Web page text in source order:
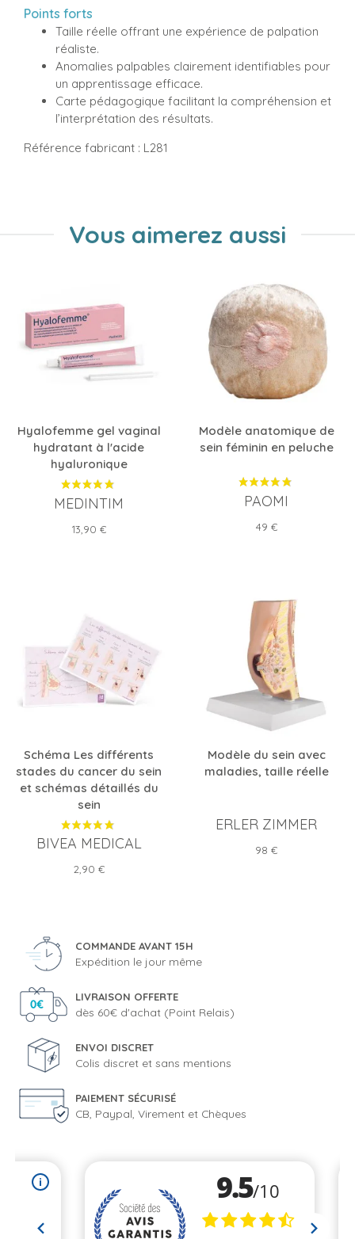
Points forts
Taille réelle offrant une expérience de palpation
réaliste.
Anomalies palpables clairement identifiables pour
un apprentissage efficace.
Carte pédagogique facilitant la compréhension et
l’interprétation des résultats.
Référence fabricant : L281
Vous aimerez aussi
Hyalofemme gel vaginal
hydratant à l'acide
hyaluronique
MEDINTIM
Prix
13,90 €
Modèle anatomique de
sein féminin en peluche
PAOMI
Prix
49 €
Schéma Les différents
stades du cancer du sein
et schémas détaillés du
sein
BIVEA MEDICAL
Prix
2,90 €
Modèle du sein avec
maladies, taille réelle
ERLER ZIMMER
Prix
98 €
COMMANDE AVANT 15H
Expédition le jour même
LIVRAISON OFFERTE
dès 60€ d'achat (Point Relais)
ENVOI DISCRET
Colis discret et sans mentions
PAIEMENT SÉCURISÉ
CB, Paypal, Virement et Chèques